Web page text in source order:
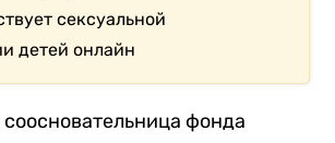
сексуальной
детей онлайн
фонда